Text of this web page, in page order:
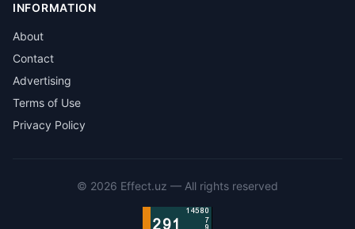
INFORMATION
About
Contact
Advertising
Terms of Use
Privacy Policy
© 2026 Effect.uz — All rights reserved